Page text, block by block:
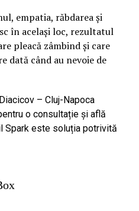
empatia, răbdarea și
în același loc, rezultatul
pleacă zâmbind și care
dată când au nevoie de
– Cluj-Napoca
o consultație și află
Spark este soluția potrivită